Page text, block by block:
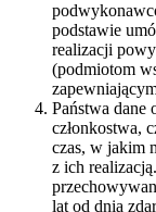
podstawie
realizacji
(podmiotom
Państwa dane
członkostwa,
czas, w jakim
z ich
lat od dnia